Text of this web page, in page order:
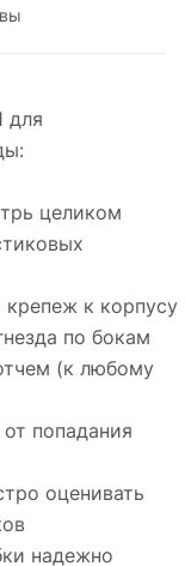
для
целиком
крепеж к корпусу
по бокам
(к любому
попадания
оценивать
надежно